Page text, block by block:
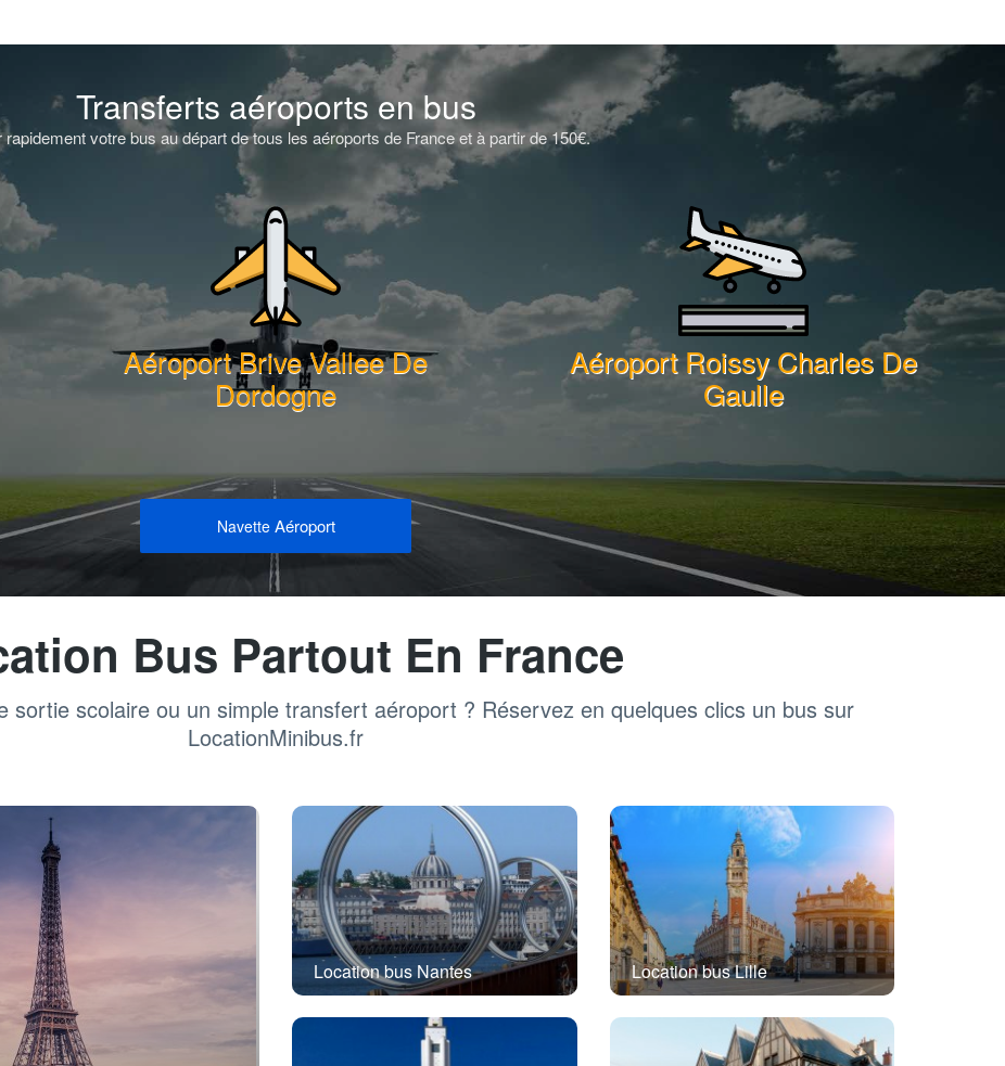
Transferts aéroports en bus
rapidement votre bus au départ de tous les aéroports de France et à partir de 150€.
Aéroport Brive Vallee De
Dordogne
Aéroport Roissy Charles De
Gaulle
Navette Aéroport
Bus Partout En France
sortie scolaire ou un simple transfert aéroport ? Réservez en quelques clics un bus sur
LocationMinibus.fr
Location bus Nantes Location bus Lille